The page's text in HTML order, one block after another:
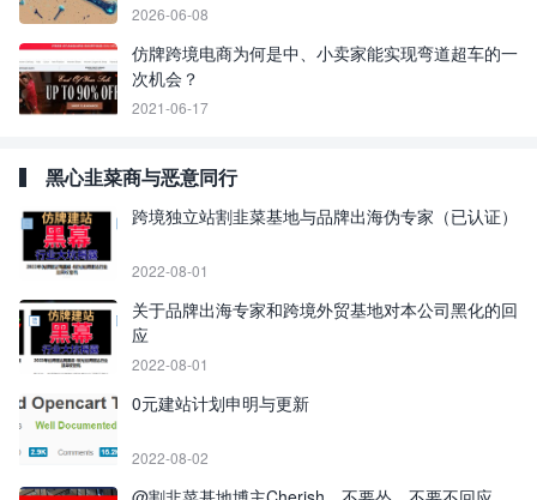
2026-06-08
仿牌跨境电商为何是中、小卖家能实现弯道超车的一
次机会？
2021-06-17
黑心韭菜商与恶意同行
跨境独立站割韭菜基地与品牌出海伪专家（已认证）
2022-08-01
关于品牌出海专家和跨境外贸基地对本公司黑化的回
应
2022-08-01
0元建站计划申明与更新
2022-08-02